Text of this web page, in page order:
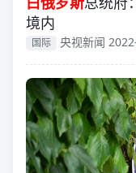
境内
国际 央视新闻